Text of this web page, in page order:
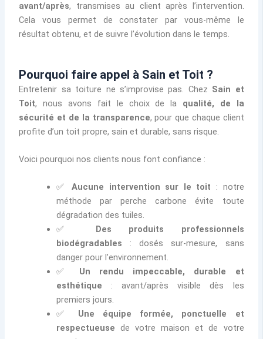
avant/après, transmises au client après l’intervention.
Cela vous permet de constater par vous-même le
résultat obtenu, et de suivre l’évolution dans le temps.
Pourquoi faire appel à Sain et Toit ?
Entretenir sa toiture ne s’improvise pas. Chez Sain et
Toit, nous avons fait le choix de la qualité, de la
sécurité et de la transparence, pour que chaque client
profite d’un toit propre, sain et durable, sans risque.
Voici pourquoi nos clients nous font confiance :
✅Aucune intervention sur le toit : notre
méthode par perche carbone évite toute
dégradation des tuiles.
✅
Des produits professionnels
biodégradables : dosés sur-mesure, sans
danger pour l’environnement.
✅ Un rendu impeccable, durable et
esthétique : avant/après visible dès les
premiers jours.
✅ Une équipe formée, ponctuelle et
respectueuse de votre maison et de votre